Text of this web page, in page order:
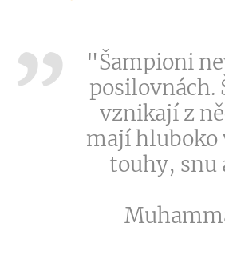
"Šampioni
posilovnách.
vznikají z
mají hluboko
touhy, snu